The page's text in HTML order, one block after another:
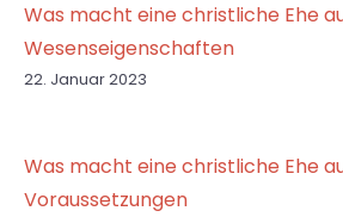
Was macht eine christliche Ehe
Wesenseigenschaften
22. Januar 2023
Was macht eine christliche Ehe
Voraussetzungen